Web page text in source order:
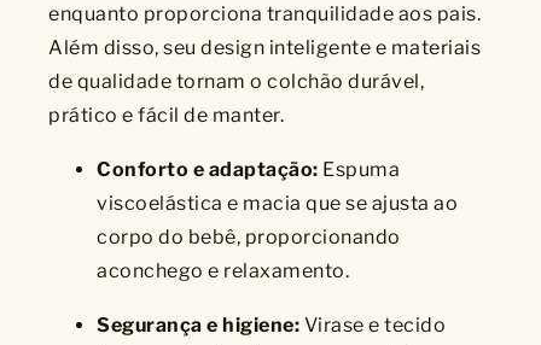
enquanto proporciona tranquilidade aos pais.
Além disso, seu design inteligente e materiais
de qualidade tornam o colchão durável,
prático e fácil de manter.
Conforto e adaptação: Espuma
viscoelástica e macia que se ajusta ao
corpo do bebê, proporcionando
aconchego e relaxamento.
Segurança e higiene: Virase e tecido